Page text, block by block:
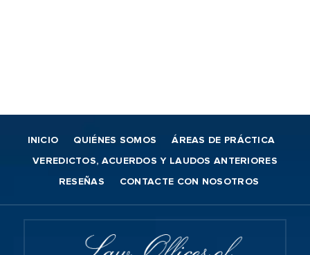
INICIO QUIÉNES SOMOS ÁREAS DE PRÁCTICA
VEREDICTOS, ACUERDOS Y LAUDOS ANTERIORES
RESEÑAS CONTACTE CON NOSOTROS